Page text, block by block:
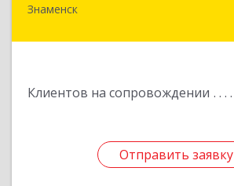
Знаменск
Клиентов на сопровождении
Отправить заявку
Отправить заявку